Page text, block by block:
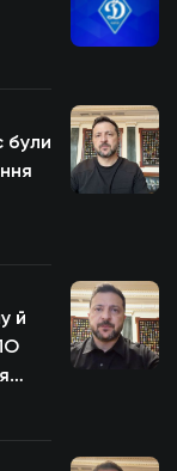
були
й